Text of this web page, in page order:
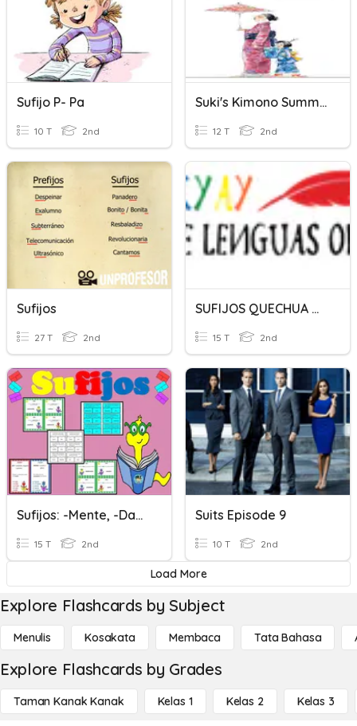
Sufijo P- Pa
10 T 2nd
Suki's Kimono Summative Review
12 T 2nd
Sufijos
27 T 2nd
SUFIJOS QUECHUA WANKA II
15 T 2nd
Sufijos: -mente, -dad, -isimo, -isima
15 T 2nd
Suits Episode 9
10 T 2nd
Load More
Explore Flashcards by Subject
Menulis Kosakata Membaca Tata Bahasa
Explore Flashcards by Grades
Taman Kanak Kanak Kelas 1 Kelas 2 Kelas 3